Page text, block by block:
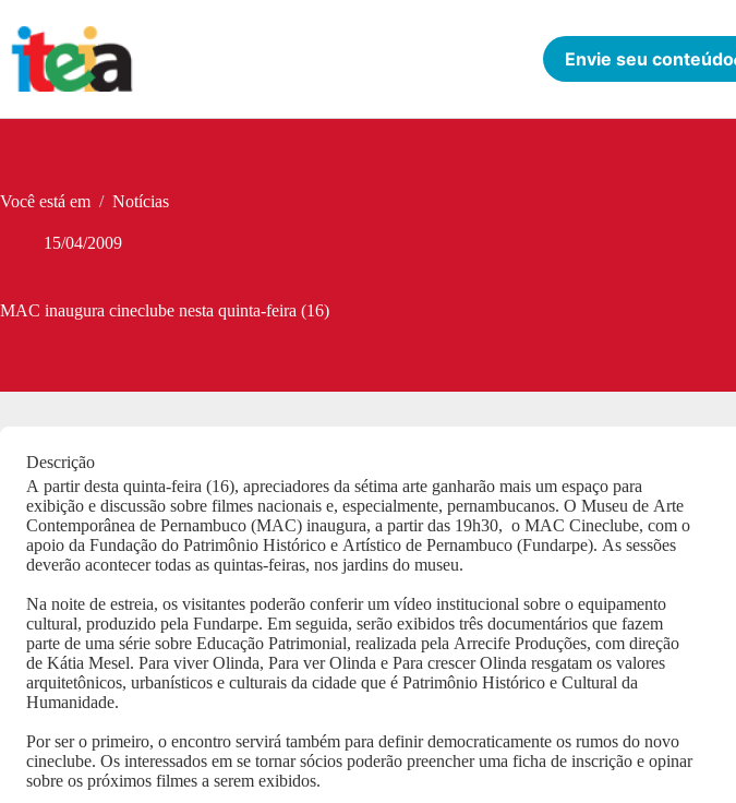
para
conteúdo
Envie seu conteúdo
Você está em / Notícias
15/04/2009
MAC inaugura cineclube nesta quinta-feira (16)
Descrição
A partir desta quinta-feira (16), apreciadores da sétima arte ganharão mais um espaço para
exibição e discussão sobre filmes nacionais e, especialmente, pernambucanos. O Museu de Arte
Contemporânea de Pernambuco (MAC) inaugura, a partir das 19h30, o MAC Cineclube, com o
apoio da Fundação do Patrimônio Histórico e Artístico de Pernambuco (Fundarpe). As sessões
deverão acontecer todas as quintas-feiras, nos jardins do museu.
Na noite de estreia, os visitantes poderão conferir um vídeo institucional sobre o equipamento
cultural, produzido pela Fundarpe. Em seguida, serão exibidos três documentários que fazem
parte de uma série sobre Educação Patrimonial, realizada pela Arrecife Produções, com direção
de Kátia Mesel. Para viver Olinda, Para ver Olinda e Para crescer Olinda resgatam os valores
arquitetônicos, urbanísticos e culturais da cidade que é Patrimônio Histórico e Cultural da
Humanidade.
Por ser o primeiro, o encontro servirá também para definir democraticamente os rumos do novo
cineclube. Os interessados em se tornar sócios poderão preencher uma ficha de inscrição e opinar
sobre os próximos filmes a serem exibidos.